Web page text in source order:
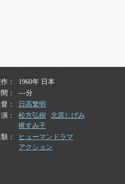
1960年 日本
---分
日高繁明
松方弘樹
北原しげみ
梶すみ子
ヒューマンドラマ
アクション